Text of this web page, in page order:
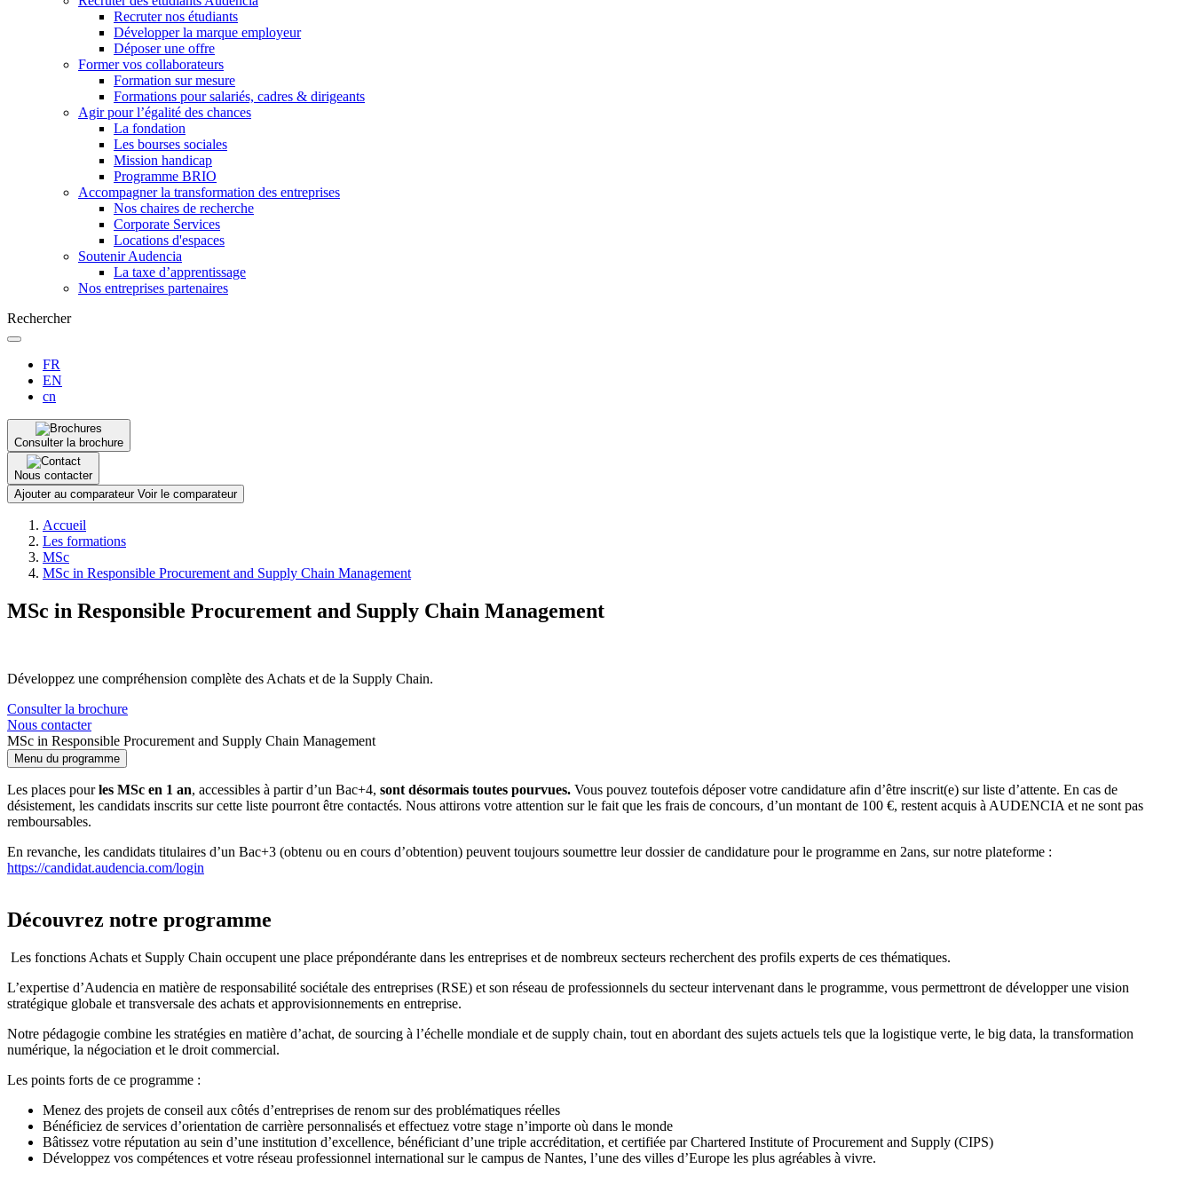
Recruter nos étudiants
Développer la marque employeur
Déposer une offre
Former vos collaborateurs
Formation sur mesure
Formations pour salariés, cadres & dirigeants
Agir pour l’égalité des chances
La fondation
Les bourses sociales
Mission handicap
Programme BRIO
Accompagner la transformation des entreprises
Nos chaires de recherche
Corporate Services
Locations d'espaces
Soutenir Audencia
La taxe d’apprentissage
Nos entreprises partenaires
Rechercher
FR
EN
cn
Consulter la brochure
Nous contacter
Ajouter au comparateur Voir le comparateur
d'Ariane
Accueil
Les formations
MSc
MSc in Responsible Procurement and Supply Chain Management
MSc in Responsible Procurement and Supply Chain Management
Développez une compréhension complète des Achats et de la Supply Chain.
Consulter la brochure
Nous contacter
MSc in Responsible Procurement and Supply Chain Management
Menu du programme
Les places pourles MSc en 1 an, accessibles à partir d’un Bac+4, sont désormais toutes pourvues. Vous pouvez toutefois déposer votre candidature afin d’être inscrit(e) sur liste d’attente. En cas de
désistement, les candidats inscrits sur cette liste pourront être contactés. Nous attirons votre attention sur le fait que les frais de concours, d’un montant de 100 €, restent acquis à AUDENCIA et ne sont pas
remboursables.
En revanche, les candidats titulaires d’un Bac+3 (obtenu ou en cours d’obtention) peuvent toujours soumettre leur dossier de candidature pour le programme en 2ans, sur notre plateforme :
https://candidat.audencia.com/login
Découvrez notre programme
Les fonctions Achats et Supply Chain occupent une place prépondérante dans les entreprises et de nombreux secteurs recherchent des profils experts de ces thématiques.
L’expertise d’Audencia en matière de responsabilité sociétale des entreprises (RSE) et son réseau de professionnels du secteur intervenant dans le programme, vous permettront de développer une vision
stratégique globale et transversale des achats et approvisionnements en entreprise.
Notre pédagogie combine les stratégies en matière d’achat, de sourcing à l’échelle mondiale et de supply chain, tout en abordant des sujets actuels tels que la logistique verte, le big data, la transformation
numérique, la négociation et le droit commercial.
Les points forts de ce programme :
Menez des projets de conseil aux côtés d’entreprises de renom sur des problématiques réelles
Bénéficiez de services d’orientation de carrière personnalisés et effectuez votre stage n’importe où dans le monde
Bâtissez votre réputation au sein d’une institution d’excellence, bénéficiant d’une triple accréditation, et certifiée par Chartered Institute of Procurement and Supply (CIPS)
Développez vos compétences et votre réseau professionnel international sur le campus de Nantes, l’une des villes d’Europe les plus agréables à vivre.